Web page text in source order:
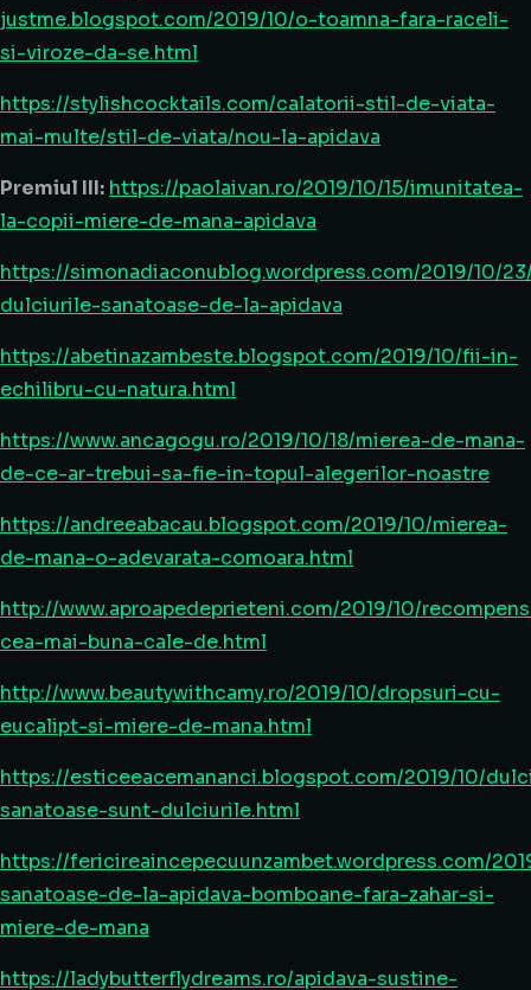
justme.blogspot.com/2019/10/o-toamna-fara-raceli-
si-viroze-da-se.html
https://stylishcocktails.com/calatorii-stil-de-viata-
mai-multe/stil-de-viata/nou-la-apidava
Premiul III: https://paolaivan.ro/2019/10/15/imunitatea-
la-copii-miere-de-mana-apidava
https://simonadiaconublog.wordpress.com/2019/10/
dulciurile-sanatoase-de-la-apidava
https://abetinazambeste.blogspot.com/2019/10/fii-in-
echilibru-cu-natura.html
https://www.ancagogu.ro/2019/10/18/mierea-de-mana-
de-ce-ar-trebui-sa-fie-in-topul-alegerilor-noastre
https://andreeabacau.blogspot.com/2019/10/mierea-
de-mana-o-adevarata-comoara.html
http://www.aproapedeprieteni.com/2019/10/
cea-mai-buna-cale-de.html
http://www.beautywithcamy.ro/2019/10/dropsuri-cu-
eucalipt-si-miere-de-mana.html
https://esticeeacemananci.blogspot.com/2019/10/
sanatoase-sunt-dulciurile.html
https://fericireaincepecuunzambet.wordpress.com/
sanatoase-de-la-apidava-bomboane-fara-zahar-si-
miere-de-mana
https://ladybutterflydreams.ro/apidava-sustine-